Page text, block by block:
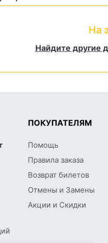
На
Найдите другие
ПОКУПАТЕЛЯМ
Помощь
Правила заказа
Возврат билетов
Отмены и Замены
Акции и Скидки